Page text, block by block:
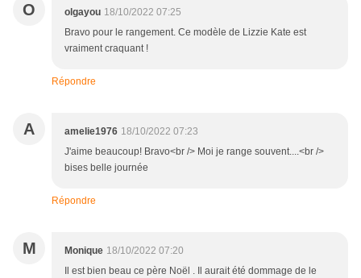
O olgayou 18/10/2022 07:25
Bravo pour le rangement. Ce modèle de Lizzie Kate est
vraiment craquant !
Répondre
A amelie1976 18/10/2022 07:23
J'aime beaucoup! Bravo<br /> Moi je range souvent....<br />
bises belle journée
Répondre
M Monique 18/10/2022 07:20
Il est bien beau ce père Noël . Il aurait été dommage de le